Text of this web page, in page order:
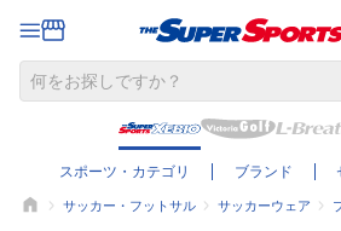
スポーツ・カテゴリ ブランド
サッカー・フットサル サッカーウェア